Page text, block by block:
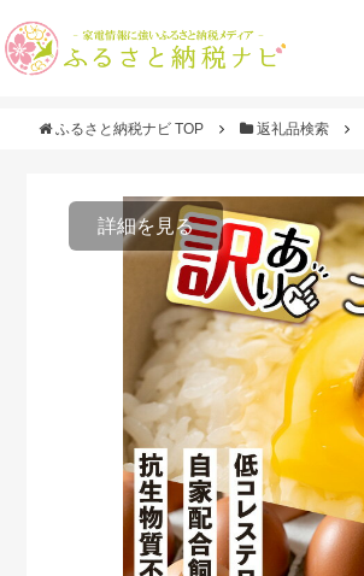
ふるさと納税ナビ TOP 返礼品検索
詳細を見る